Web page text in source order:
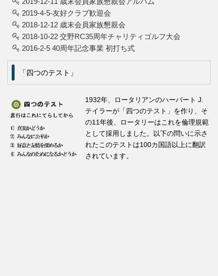
2019-4-5-友好クラブ歓迎会
2018-12-12 歳末会員家族懇親会
2018-10-22 交野RC35周年チャリティゴルフ大会
2016-2-5 40周年記念事業 初打ち式
「四つのテスト」
1932年、ロータリアンのハーバート J.
テイラーが「四つのテスト」を作り、そ
の11年後、ロータリーはこれを倫理規範
として採用しました。以下の問いに示さ
れたこのテストは100カ国語以上に翻訳
されています。